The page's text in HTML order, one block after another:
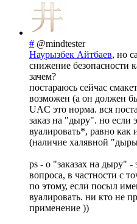
# @mindtester
Наурызбек Айтбаев, но
снижение безопасности
зачем?
постараюсь сейчас
возможен (а он должен
UAC это норма. вся
заказ на "дыру". но если
вуалировать*, равно как
(наличие халявной
ps - о "заказах на дыру" -
вопроса, в частности с
по этому, если посыл
вуалировать. ни кто не
применение ))